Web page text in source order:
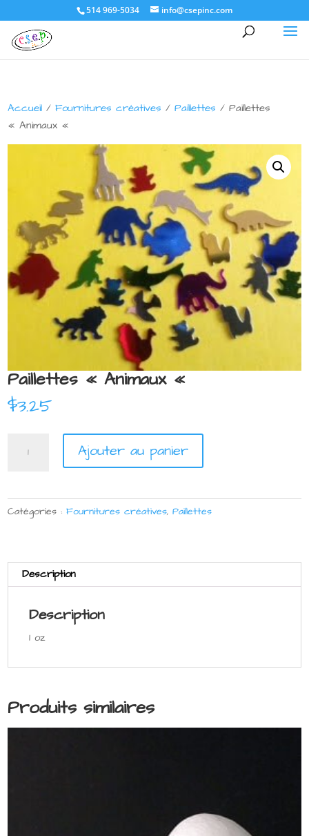
514 969-5034 info@csepinc.com
Accueil /Fournitures créatives /Paillettes / Paillettes
« Animaux «
Paillettes « Animaux «
$3.25
"
Ajouter au panier
Catégories :Fournitures créatives,Paillettes
Description
Description
1 oz
Produits similaires